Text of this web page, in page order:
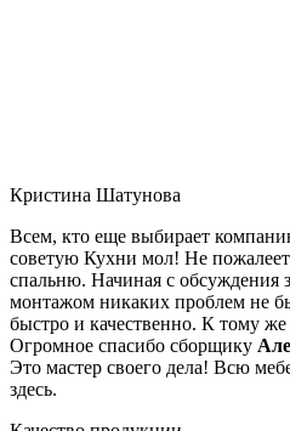
Кристина Шатунова
Всем, кто еще выбирает
советую Кухни мол! Не
спальню. Начиная с обсуждения
монтажом никаких проблем не
быстро и качественно. К тому
Огромное спасибо сборщику
Это мастер своего дела! Всю
здесь.